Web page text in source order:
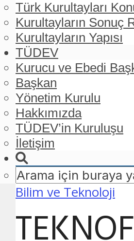
Türk Kurultayları
Kurultayların Sonuç
Kurultayların Yapısı
TÜDEV
Kurucu ve Ebedi
Başkan
Yönetim Kurulu
Hakkımızda
TÜDEV’in Kuruluşu
İletişim
Bilim ve Teknoloji